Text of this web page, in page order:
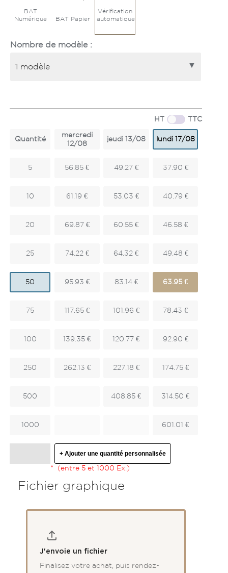
BAT
Numérique
BAT Papier
Vérification
automatique
Nombre de modèle :
HT TTC
Quantité
5
10
20
25
50
75
100
250
500
1000
mercredi
12/08
jeudi 13/08 lundi 17/08
56.85 € 49.27 € 37.90 €
61.19 € 53.03 € 40.79 €
69.87 € 60.55 € 46.58 €
74.22 € 64.32 € 49.48 €
95.93 € 83.14 € 63.95 €
117.65 € 101.96 € 78.43 €
139.35 € 120.77 € 92.90 €
262.13 € 227.18 € 174.75 €
408.85 € 314.50 €
601.01 €
+ Ajouter une quantité personnalisée
* (entre 5 et 1000 Ex.)
Fichier graphique
J'envoie un fichier
Finalisez votre achat, puis rendez-